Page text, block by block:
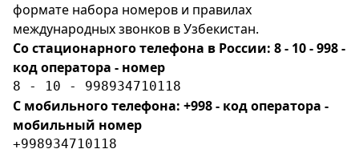
формате набора номеров и правилах
международных звонков в Узбекистан.
Со стационарного телефона в России: 8 - 10 - 998 -
код оператора - номер
8 - 10 - 998934710118
С мобильного телефона: +998 - код оператора -
мобильный номер
+998934710118